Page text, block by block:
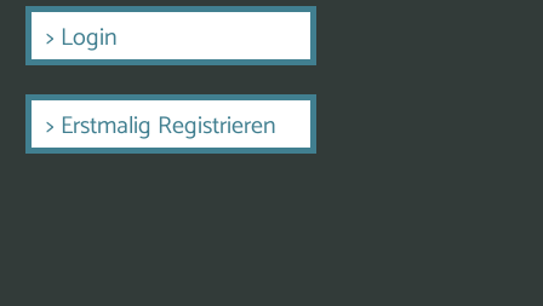
> Login
> Erstmalig Registrieren